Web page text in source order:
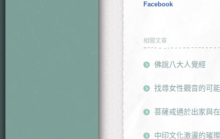
Facebook
相關文章
佛說八大人覺經
找尋女性觀音的可
菩薩戒通於出家與
中印文化激盪的璀